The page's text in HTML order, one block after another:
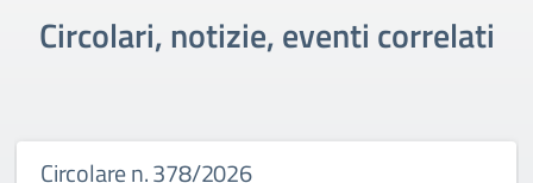
Circolari, notizie, eventi correlati
Circolare n. 378/2026